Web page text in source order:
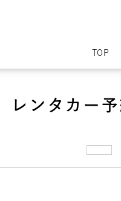
TOP
レンタカー